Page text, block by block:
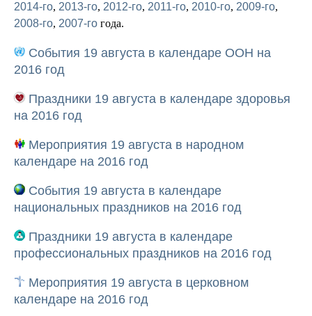
2014-го, 2013-го, 2012-го, 2011-го, 2010-го, 2009-го,
2008-го, 2007-го года.
События 19 августа в календаре ООН на
2016 год
Праздники 19 августа в календаре здоровья
на 2016 год
Мероприятия 19 августа в народном
календаре на 2016 год
События 19 августа в календаре
национальных праздников на 2016 год
Праздники 19 августа в календаре
профессиональных праздников на 2016 год
Мероприятия 19 августа в церковном
календаре на 2016 год